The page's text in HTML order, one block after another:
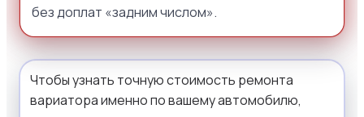
без доплат «задним числом».
Чтобы узнать точную стоимость ремонта
вариатора именно по вашему автомобилю,